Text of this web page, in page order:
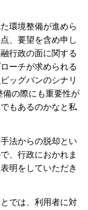
環境整備が進めら
、要望を含め申し
行政の面に関する
ーチが求められる
ッグバンのシナリ
の際にも重要性が
もあるのかなと私
法からの脱却とい
、行政におかれま
明をしていただき
では、利用者に対